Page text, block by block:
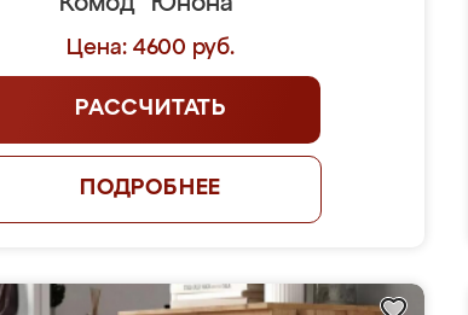
Цена: 4600 руб.
РАССЧИТАТЬ
ПОДРОБНЕЕ